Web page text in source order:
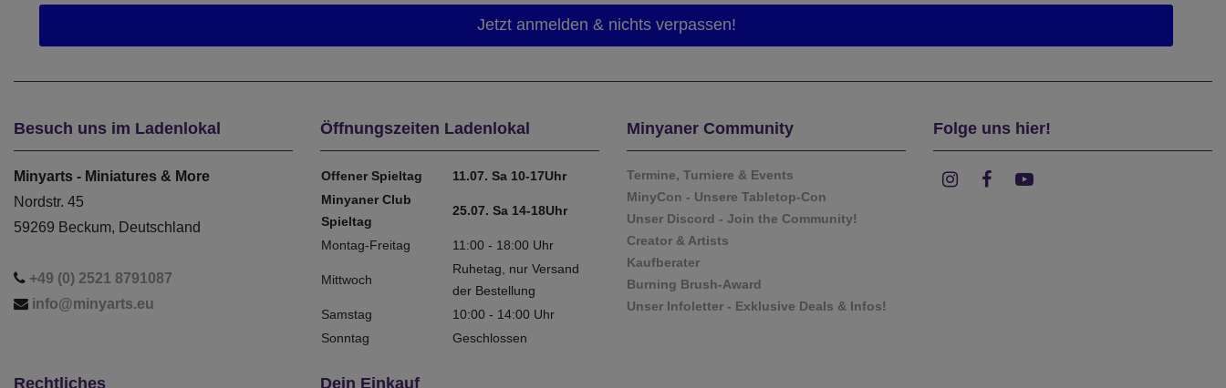
Besuch uns im Ladenlokal
Minyarts - Miniatures & More
Nordstr. 45
59269 Beckum, Deutschland
+49 (0) 2521 8791087
info@minyarts.eu
Öffnungszeiten Ladenlokal
Offener Spieltag
11.07. Sa 10-17Uhr
Minyaner Club
Spieltag
25.07. Sa 14-18Uhr
Montag-Freitag 11:00 - 18:00 Uhr
Mittwoch
Ruhetag, nur Versand
der Bestellung
Samstag
10:00 - 14:00 Uhr
Sonntag
Geschlossen
Minyaner Community
Termine, Turniere & Events
MinyCon - Unsere Tabletop-Con
Unser Discord - Join the Community!
Creator & Artists
Kaufberater
Burning Brush-Award
Unser Infoletter - Exklusive Deals & Infos!
Folge uns hier!
Rechtliches Dein Einkauf